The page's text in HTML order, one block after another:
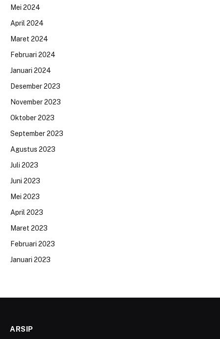
Mei 2024
April 2024
Maret 2024
Februari 2024
Januari 2024
Desember 2023
November 2023
Oktober 2023
September 2023
Agustus 2023
Juli 2023
Juni 2023
Mei 2023
April 2023
Maret 2023
Februari 2023
Januari 2023
ARSIP